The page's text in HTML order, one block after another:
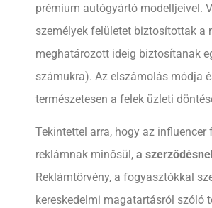
prémium autógyártó modelljeivel.
személyek felületet biztosítottak a
meghatározott ideig biztosítanak
számukra). Az elszámolás módja
természetesen a felek üzleti
Tekintettel arra, hogy az influencer
reklámnak minősül, a
Reklámtörvény, a fogyasztókkal
kereskedelmi magatartásról szóló